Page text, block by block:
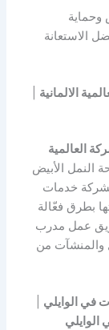
وحماية
الاستعانة
الالمانية
العالمية
النمل الأبيض
خدمات
بطرق فعّالة
عمل مدرب
والمنشآت من
في الوايلي